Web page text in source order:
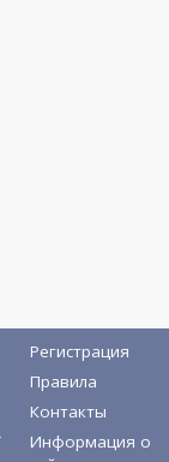
Регистрация
Правила
Контакты
Информация о